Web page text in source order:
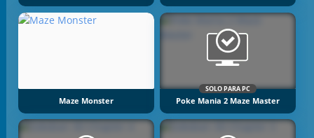
Maze Monster
SOLO PARA PC
Poke Mania 2 Maze Master